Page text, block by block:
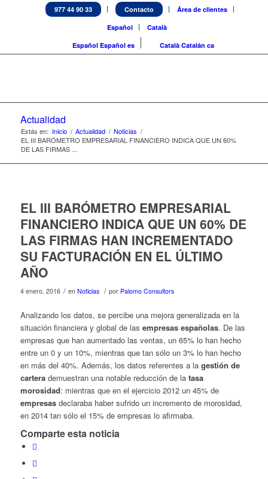
977 44 90 33 Contacto
Área de clientes
Español
Català
Español Español es Català Catalán ca
Actualidad
Estás en: Inicio / Actualidad / Noticias /
EL III BARÓMETRO EMPRESARIAL FINANCIERO INDICA QUE UN 60%
DE LAS FIRMAS ...
EL III BARÓMETRO EMPRESARIAL
FINANCIERO INDICA QUE UN 60% DE
LAS FIRMAS HAN INCREMENTADO
SU FACTURACIÓN EN EL ÚLTIMO
AÑO
4 enero, 2016 / en Noticias / por Palomo Consultors
Analizando los datos, se percibe una mejora generalizada en la
situación financiera y global de las empresas españolas. De las
empresas que han aumentado las ventas, un 65% lo han hecho
entre un 0 y un 10%, mientras que tan sólo un 3% lo han hecho
en más del 40%. Además, los datos referentes a la gestión de
carterademuestran una notable reducción de latasa
morosidad: mientras que en el ejercicio 2012 un 45% de
empresasdeclaraba haber sufrido un incremento de morosidad,
en 2014 tan sólo el 15% de empresas lo afirmaba.
Comparte esta noticia